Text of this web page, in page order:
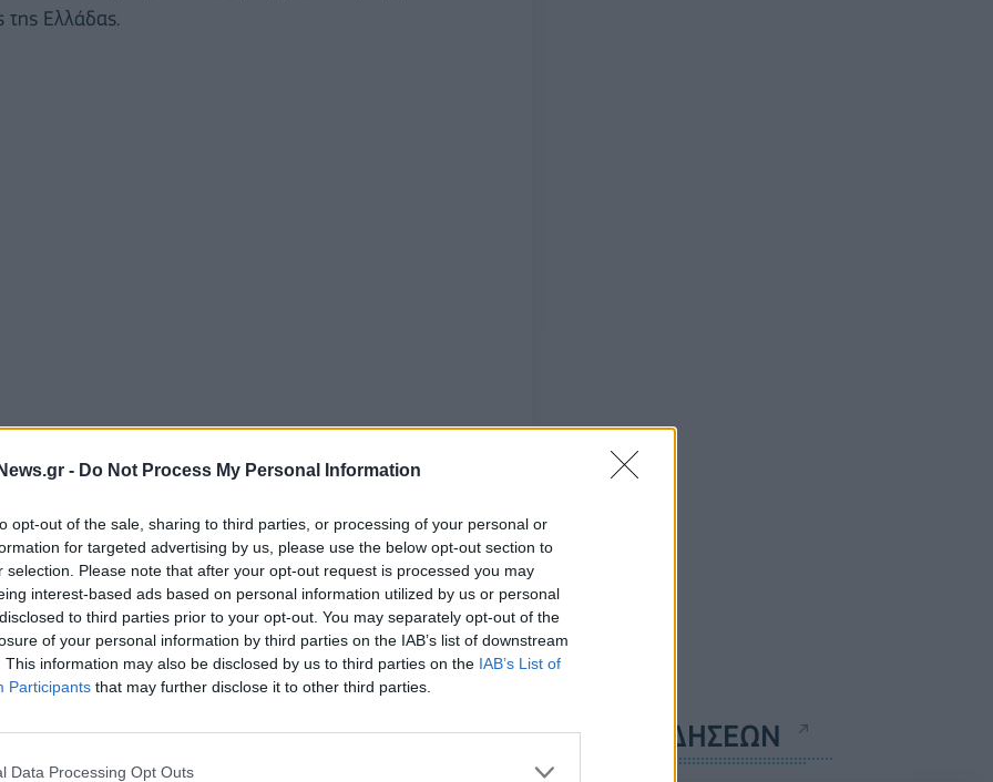
- Do Not Process My Personal Information
opt-out of the sale, sharing to third parties, or processing of your personal or
for targeted advertising by us, please use the below opt-out section to
selection. Please note that after your opt-out request is processed you may
interest-based ads based on personal information utilized by us or personal
to third parties prior to your opt-out. You may separately opt-out of the
of your personal information by third parties on the IAB’s list of downstream
This information may also be disclosed by us to third parties on the IAB’s List of
Participants that may further disclose it to other third parties.
Data Processing Opt Outs
της Ελλάδας.
η περιήγηση στην Εύβοια θα είναι
βρείτε αμέτρητα πευκοδάση που ευωδιάζουν
ο Όσιος Δαβίδ, τον υπέροχο οικισμό της Λίμνης
Στην Κεντρική Εύβοια, σας περιμένουν η
στη βορειοανατολική πλευρά του νησιού, η
τα βυζαντινά ξωκλήσια στον Αυλώνα. Στη νότια
με τα αινιγματικά «δρακόσπιτα» και την
τους αρχαιολογικούς θησαυρούς της
τα Στύρα και την Κάρυστο.
ΡΟΗ ΕΙΔΗΣΕΩΝ